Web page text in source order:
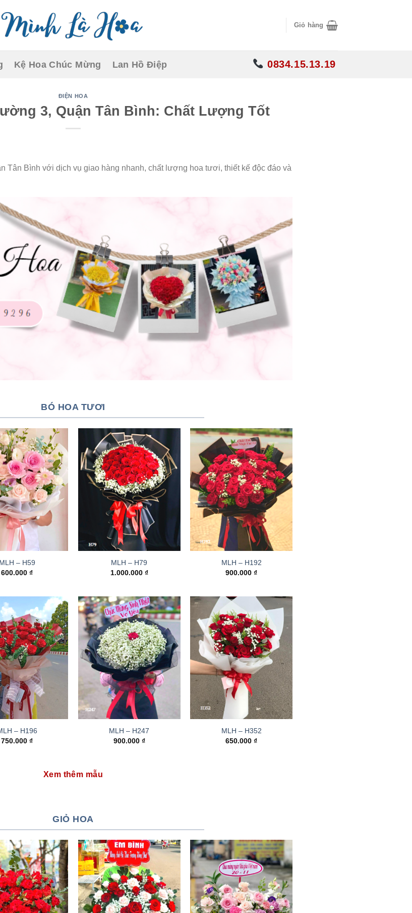
Giỏ hàng
Kệ Hoa Chúc Mừng Lan Hồ Điệp 0834.15.13.19
ĐIỆN HOA
3, Quận Tân Bình: Chất Lượng Tốt
Tân Bình với dịch vụ giao hàng nhanh, chất lượng hoa tươi, thiết kế độc đáo và
BÓ HOA TƯƠI
MLH – H59
600.000₫
MLH – H79
1.000.000 ₫
MLH – H192
900.000₫
– H196
750.000₫
MLH – H247
900.000 ₫
MLH – H352
650.000₫
Xem thêm mẫu
GIỎ HOA